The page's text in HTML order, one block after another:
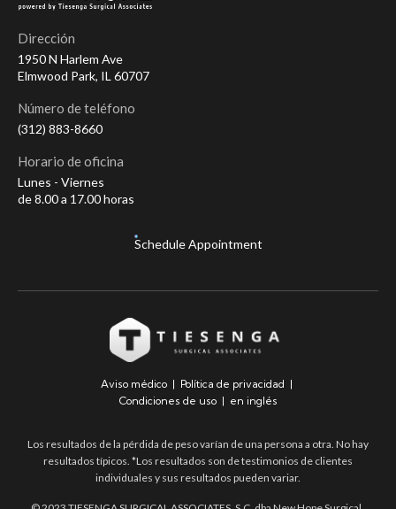
Schedule Appointment
Dirección
1950 N Harlem Ave
Elmwood Park, IL 60707
Número de teléfono
(312) 883-8660
Horario de oficina
Lunes - Viernes
de 8.00 a 17.00 horas
Aviso médico | Política de privacidad |
Condiciones de uso| en inglés
Los resultados de la pérdida de peso varían de una persona a otra. No hay
resultados típicos. *Los resultados son de testimonios de clientes
individuales y sus resultados pueden variar.